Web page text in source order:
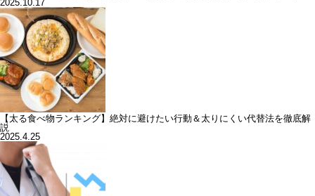
2025.10.17
【太る食べ物ランキング】絶対に避けたい行動＆太りにくい代替法を徹底解
説
2025.4.25